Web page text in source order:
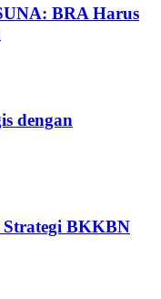
BRA Harus
dengan
Strategi BKKBN